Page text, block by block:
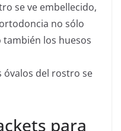
se ve embellecido,
no sólo
los huesos
óvalos del rostro se
para